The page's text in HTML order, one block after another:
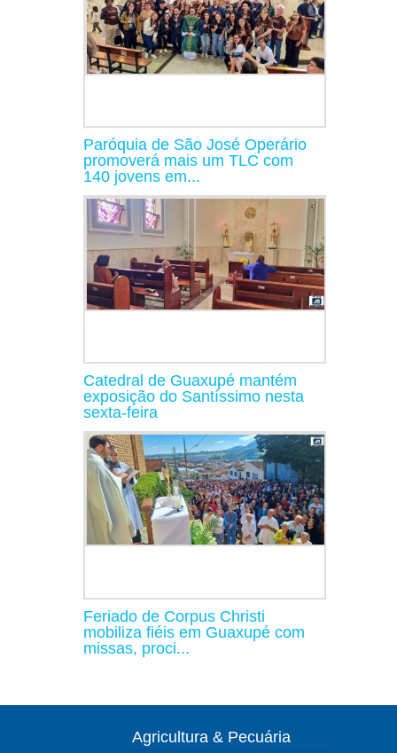
Paróquia de São José Operário
promoverá mais um TLC com
140 jovens em...
Catedral de Guaxupé mantém
exposição do Santíssimo nesta
sexta-feira
Feriado de Corpus Christi
mobiliza fiéis em Guaxupé com
missas, proci...
Agricultura & Pecuária